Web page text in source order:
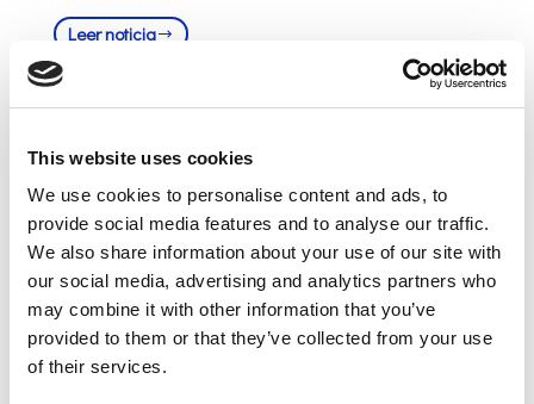
This website uses cookies
We use cookies to personalise content and ads, to
provide social media features and to analyse our traffic.
We also share information about your use of our site with
our social media, advertising and analytics partners who
may combine it with other information that you’ve
provided to them or that they’ve collected from your use
of their services.
Leer noticia